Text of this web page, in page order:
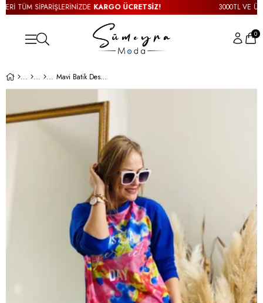
TÜM SİPARİŞLERİNİZDEKARGO ÜCRETSİZ! 3000TL VE
0
Mavi Batik Desen Sweatshirt